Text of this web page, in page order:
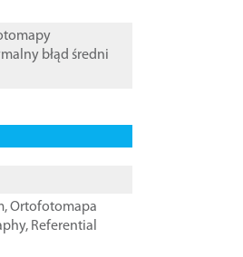
błąd średni
,Ortofotomapa
, Referential